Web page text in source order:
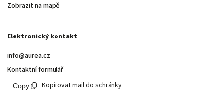
Zobrazit na mapě
Elektronický kontakt
info@aurea.cz
Kontaktní formulář
Kopírovat mail do schránky